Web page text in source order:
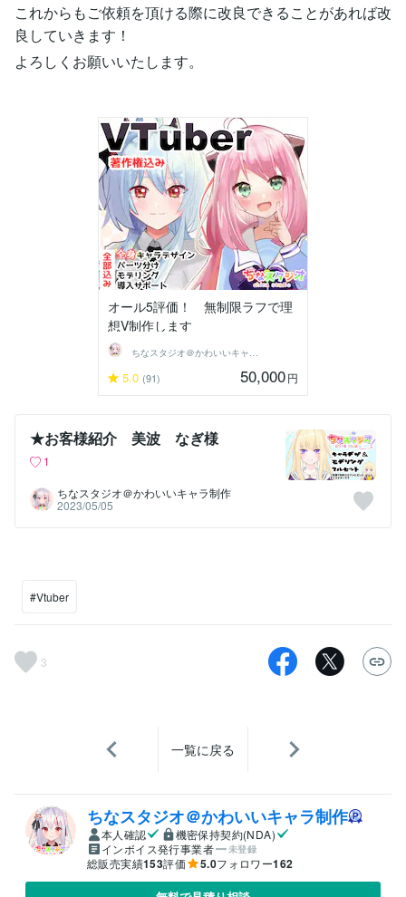
これからもご依頼を頂ける際に改良できることがあれば改
良していきます！
よろしくお願いいたします。
オール5評価！ 無制限ラフで理
想V制作します
ちなスタジオ＠かわいいキャラ制作
5.0 (91) 50,000円
★お客様紹介 美波 なぎ様
1
ちなスタジオ＠かわいいキャラ制作
2023/05/05
#Vtuber
3
一覧に戻る
ちなスタジオ＠かわいいキャラ制作
本人確認
機密保持契約(NDA)
インボイス発行事業者
未登録
総販売実績153評価 5.0フォロワー162